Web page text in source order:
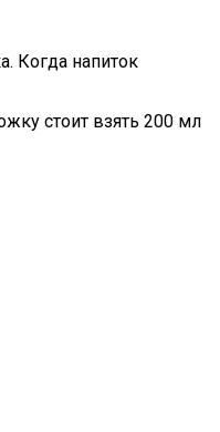
Когда напиток
стоит взять 200 мл